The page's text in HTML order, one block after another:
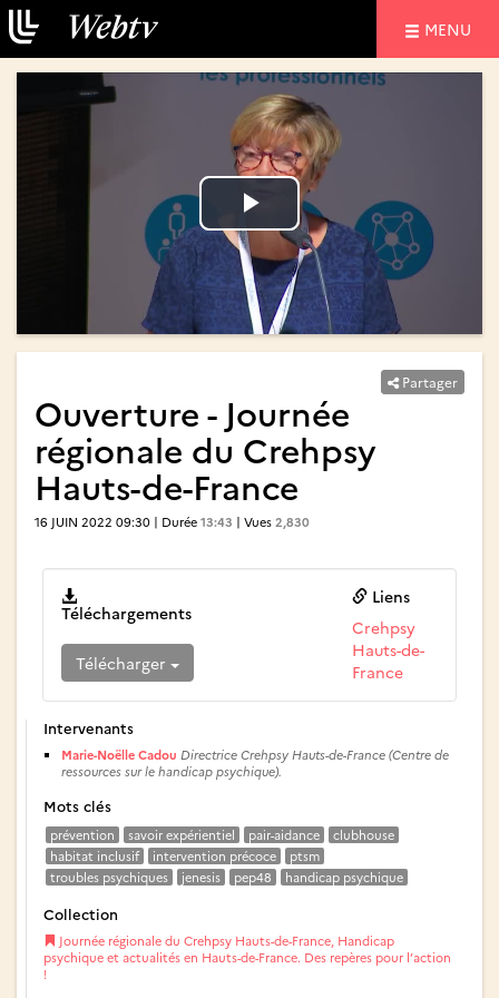
MENU
Lire
la
vidéo
Lire
la
vidéo
Partager
Ouverture - Journée
régionale du Crehpsy
Hauts-de-France
16 JUIN 2022 09:30 | Durée 13:43 | Vues 2,830
Téléchargements
Télécharger
Liens
Crehpsy
Hauts-de-
France
Intervenants
Marie-Noëlle Cadou Directrice Crehpsy Hauts-de-France (Centre de
ressources sur le handicap psychique).
Mots clés
prévention savoir expérientiel pair-aidance
clubhouse
habitat inclusif
intervention précoce
ptsm
troubles psychiques
jenesis pep48 handicap psychique
Collection
Journée régionale du Crehpsy Hauts-de-France, Handicap
psychique et actualités en Hauts-de-France. Des repères pour l’action
!